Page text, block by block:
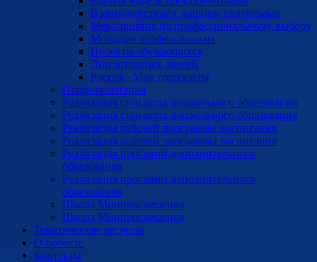
Взаимодействие с нашими партнерами
Мероприятия по профессиональному выбору
Молодые профессионалы
Проекты обучающихся
Дни открытых дверей
Россия - Мои горизонты
Профориентация
Реализация стандарта дошкольного образования
Реализация стандарта дошкольного образования
Реализация рабочей программы воспитания
Реализация рабочей программы воспитания
Реализация программ дополнительного
образования
Реализация программ дополнительного
образования
Школа Минпросвещения
Школа Минпросвещения
Тематические ресурсы
О проекте
Контакты